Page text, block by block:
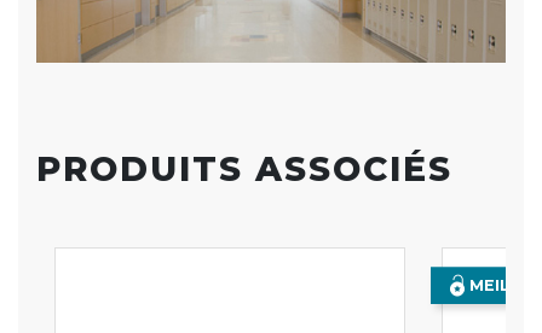
PRODUITS ASSOCIÉS